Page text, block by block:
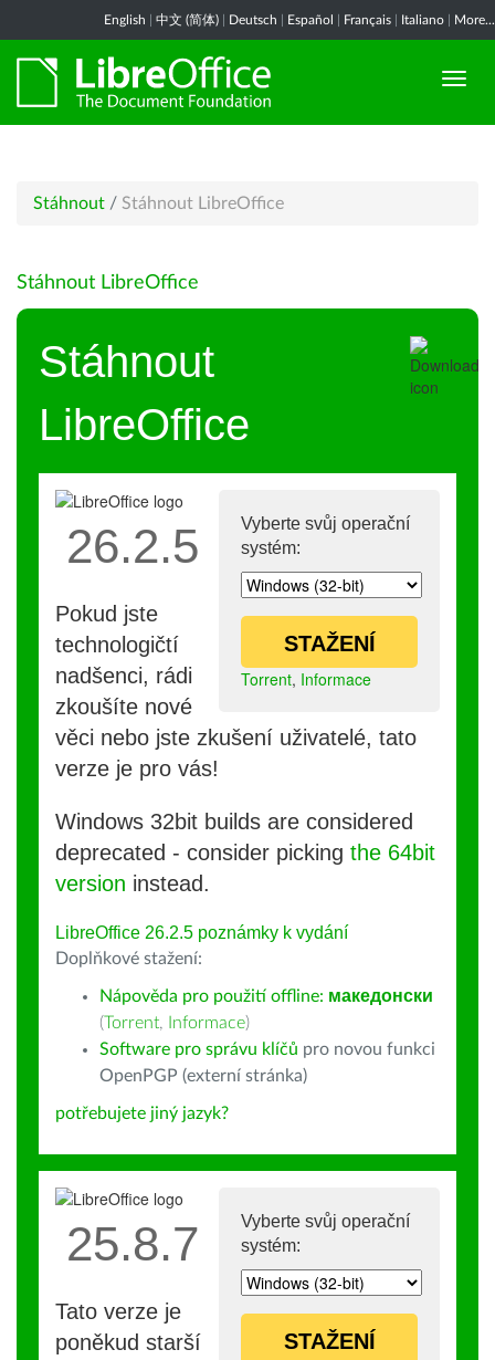
English 中文 (简体) Deutsch Español Français Italiano More...
Stáhnout / Stáhnout LibreOffice
Stáhnout LibreOffice
Stáhnout
LibreOffice
Vyberte svůj operační
systém:
STAŽENÍ
Torrent, Informace
26.2.5
Pokud jste
technologičtí
nadšenci, rádi
zkoušíte nové
věci nebo jste zkušení uživatelé, tato
verze je pro vás!
Windows 32bit builds are considered
deprecated - consider picking the 64bit
version instead.
LibreOffice 26.2.5 poznámky k vydání
Doplňkové stažení:
Nápověda pro použití offline: македонски
(Torrent, Informace)
Software pro správu klíčů pro novou funkci
OpenPGP (externí stránka)
potřebujete jiný jazyk?
Vyberte svůj operační
systém:
STAŽENÍ
25.8.7
Tato verze je
poněkud starší